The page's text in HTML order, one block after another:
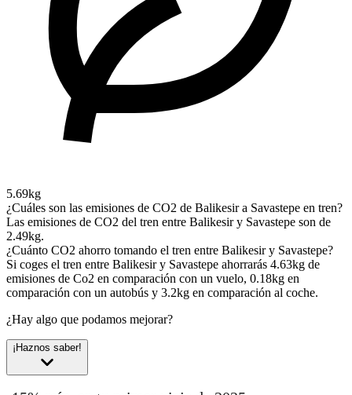
5.69kg
¿Cuáles son las emisiones de CO2 de Balikesir a Savastepe en tren?
Las emisiones de CO2 del tren entre Balikesir y Savastepe son de
2.49kg.
¿Cuánto CO2 ahorro tomando el tren entre Balikesir y Savastepe?
Si coges el tren entre Balikesir y Savastepe ahorrarás 4.63kg de
emisiones de Co2 en comparación con un vuelo, 0.18kg en
comparación con un autobús y 3.2kg en comparación al coche.
¿Hay algo que podamos mejorar?
¡Haznos saber!